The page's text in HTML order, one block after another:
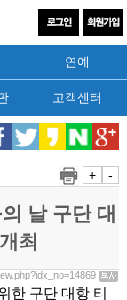
연예
고객센터
+ -
날 구단 대
최
한 구단 대항 티